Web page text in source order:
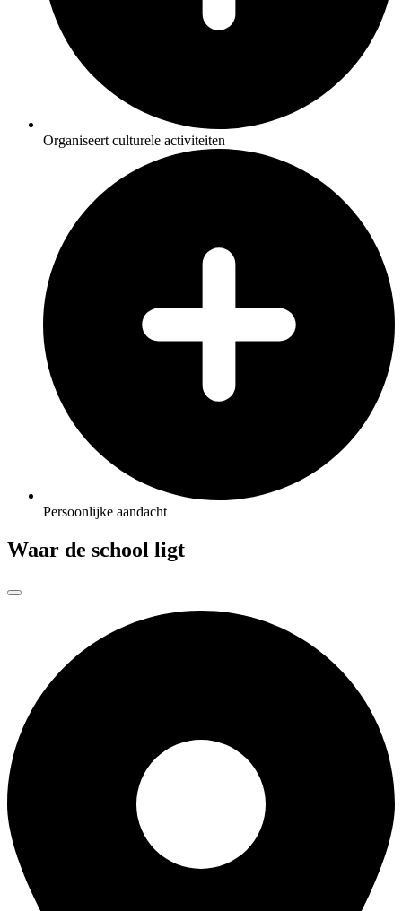
Organiseert culturele activiteiten
Persoonlijke aandacht
Waar de school ligt